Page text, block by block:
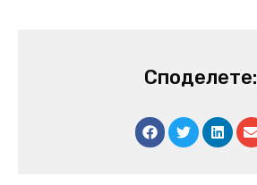
Споделете: